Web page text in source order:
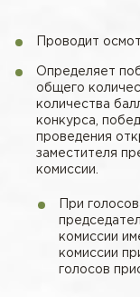
Проводит
Определяет
общего
количества
конкурса,
проведения
заместителя
комиссии.
При
комиссии
комиссии
голосов